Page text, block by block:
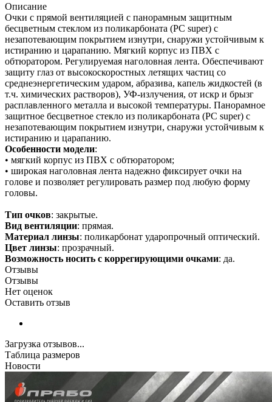
Описание
Очки с прямой вентиляцией с панорамным защитным
бесцветным стеклом из поликарбоната (РС super) с
незапотевающим покрытием изнутри, снаружи устойчивым к
истиранию и царапанию. Мягкий корпус из ПВХ с
обтюратором. Регулируемая наголовная лента. Обеспечивают
защиту глаз от высокоскоростных летящих частиц со
среднеэнергетическим ударом, абразива, капель жидкостей (в
т.ч. химических растворов), УФ-излучения, от искр и брызг
расплавленного металла и высокой температуры. Панорамное
защитное бесцветное стекло из поликарбоната (РС super) с
незапотевающим покрытием изнутри, снаружи устойчивым к
истиранию и царапанию.
Особенности модели:
• мягкий корпус из ПВХ с обтюратором;
• широкая наголовная лента надежно фиксирует очки на
голове и позволяет регулировать размер под любую форму
головы.
Тип очков: закрытые.
Вид вентиляции: прямая.
Материал линзы: поликарбонат ударопрочный оптический.
Цвет линзы: прозрачный.
Возможность носить с коррегирующими очками: да.
Отзывы
Отзывы
Нет оценок
Оставить отзыв
Загрузка отзывов...
Таблица размеров
Новости